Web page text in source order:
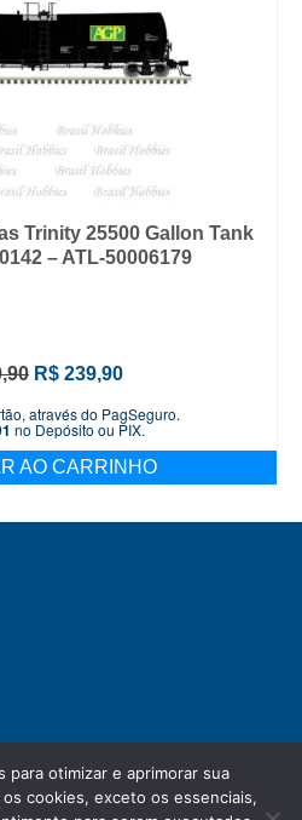
Trinity 25500 Gallon Tank
– ATL-50006179
O
original
era:
R$ 279,90.
R$ 239,90O
atual
é:
R$ 239,90.
através do PagSeguro.
no Depósito ou PIX.
AO CARRINHO
para otimizar e aprimorar sua
cookies, exceto os essenciais,